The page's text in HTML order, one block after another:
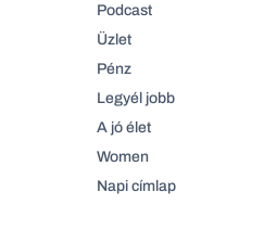
Podcast
Üzlet
Pénz
Legyél jobb
A jó élet
Women
Napi címlap